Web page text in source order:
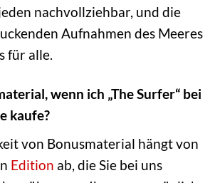
nachvollziehbar, und die
Aufnahmen des Meeres
für alle.
wenn ich „The Surfer“ bei
kaufe?
von Bonusmaterial hängt von
Edition ab, die Sie bei uns